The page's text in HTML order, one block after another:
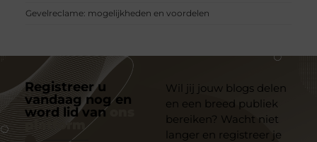
Gevelreclame: mogelijkheden en voordelen
Registreer u
vandaag nog en
word lid van
platform
Wil jij jouw blogs delen
en een breed publiek
bereiken? Wacht niet
langer en registreer je